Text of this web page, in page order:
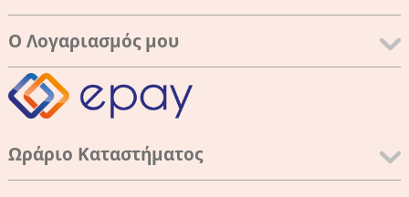
Ο Λογαριασμός μου
Ωράριο Καταστήματος